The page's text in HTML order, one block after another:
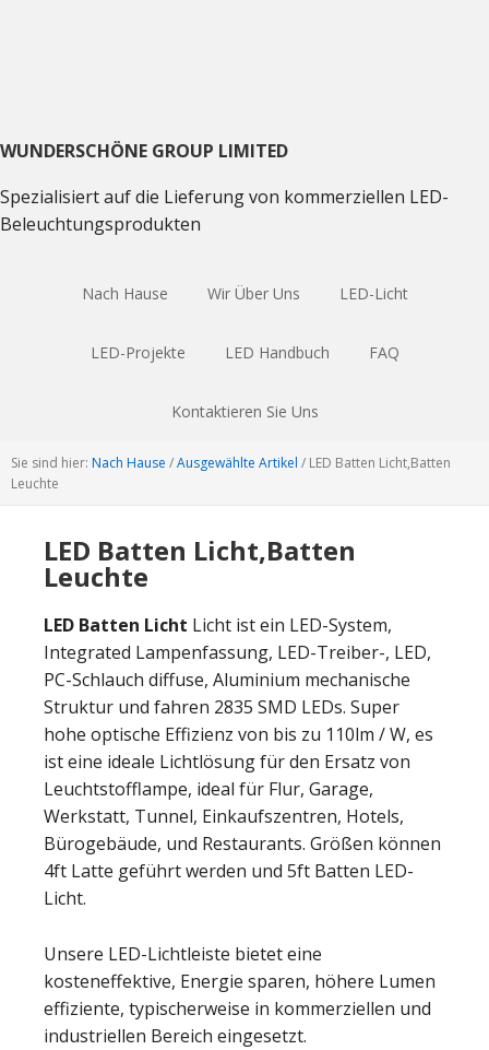
WUNDERSCHÖNE GROUP LIMITED
Spezialisiert auf die Lieferung von kommerziellen LED-
Beleuchtungsprodukten
Nach Hause Wir Über Uns LED-Licht
LED-Projekte LED Handbuch FAQ
Kontaktieren Sie Uns
Sie sind hier: Nach Hause /Ausgewählte Artikel / LED Batten Licht,Batten
Leuchte
LED Batten Licht,Batten
Leuchte
LED Batten Licht Licht ist ein LED-System,
Integrated Lampenfassung, LED-Treiber-, LED,
PC-Schlauch diffuse, Aluminium mechanische
Struktur und fahren 2835 SMD LEDs. Super
hohe optische Effizienz von bis zu 110lm / W, es
ist eine ideale Lichtlösung für den Ersatz von
Leuchtstofflampe, ideal für Flur, Garage,
Werkstatt, Tunnel, Einkaufszentren, Hotels,
Bürogebäude, und Restaurants. Größen können
4ft Latte geführt werden und 5ft Batten LED-
Licht.
Unsere LED-Lichtleiste bietet eine
kosteneffektive, Energie sparen, höhere Lumen
effiziente, typischerweise in kommerziellen und
industriellen Bereich eingesetzt.